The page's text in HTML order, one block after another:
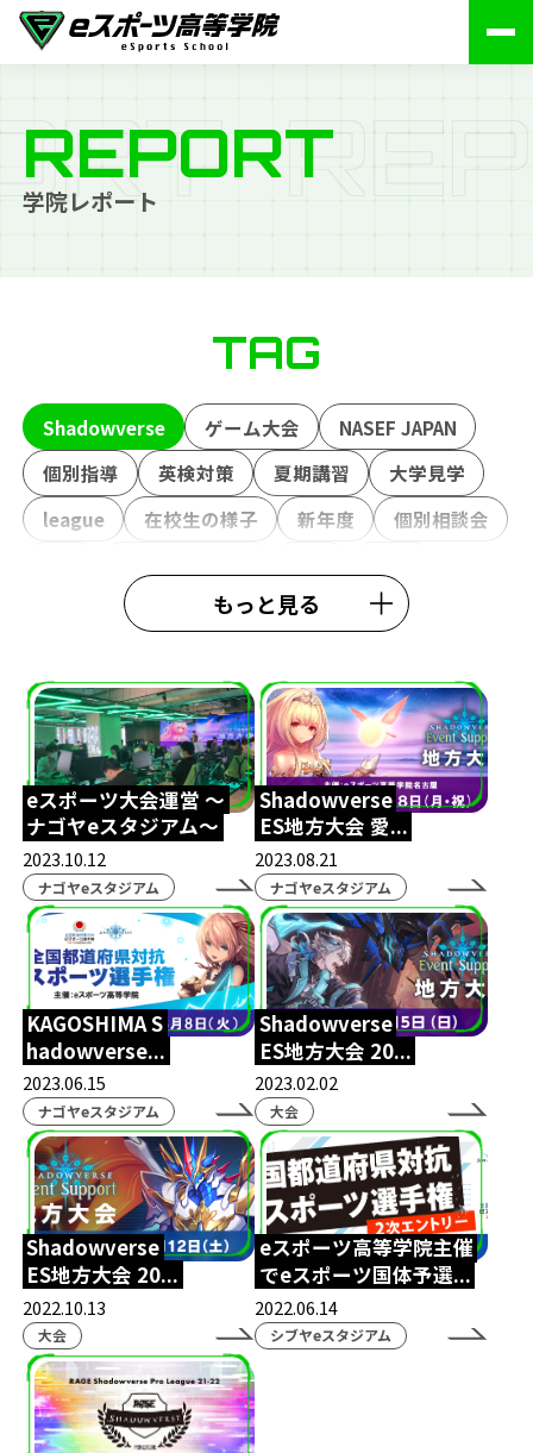
RT RE P
REPORT
学院レポート
TAG
ゲーム大会
NASEF JAPAN
個別指導
英検対策 夏期講習
大学見学
league
在校生の様子 新年度
個別相談会
e日本代表
熊本校
大会結果
#esportshighighschool
#TexasChristianUniversity
鹿児島eスポーツ
鹿児島通信制高校
スクールアドバイザー
外部理事
鈴木おさむ 春期講習
行事
模試
ガリットチュウ福島善成 柔術
#TIE
TIEWIN
APEX
ボランティア活動
ストリートファイター6
カゴシマeスタジアム
全日本高校eスポーツ選手権
ボードゲーム
コミュニケーション
ポケモンユナイト
北熊本駐屯地
陸上自衛隊
熊本シティエフエム
ラジオ
Wワーク
世界大会
VARORANT
NTTe-Sports
大会運営
SS熊本 saishunkansol
熊本
ウメハラ
ストリートファイター
ふくおか経済
専門高校
修学旅行
課外授業
体験会
eスクールジャーナル
横浜開港祭
パシフィコ横浜
Shadowverse
もっと見る
eスポーツ大会運営 ～
ナゴヤeスタジアム～
2023.10.12
ナゴヤeスタジアム
Shadowverse
ES地方大会 愛...
2023.08.21
ナゴヤeスタジアム
KAGOSHIMA S
hadowverse...
2023.06.15
ナゴヤeスタジアム
Shadowverse
ES地方大会 20...
2023.02.02
大会
Shadowverse
ES地方大会 20...
2022.10.13
大会
eスポーツ高等学院主催
でeスポーツ国体予選...
2022.06.14
シブヤeスタジアム